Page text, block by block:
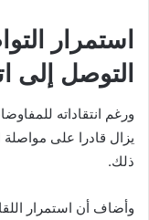
استمرار
التوصل إلى
ورغم انتقاداته
يزال قادرا على
ذلك.
وأضاف أن استمرار